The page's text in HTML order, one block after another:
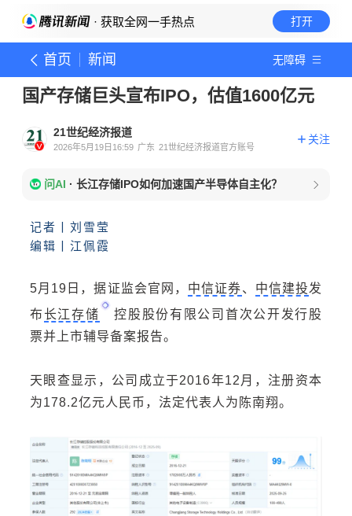
· 获取全网一手热点 打开
首页 新闻 无障碍
国产存储巨头宣布IPO，估值1600亿元
21世纪经济报道
2026年5月19日16:59 广东 21世纪经济报道官方账号
关注
问AI · 长江存储IPO如何加速国产半导体自主化？
记者丨刘雪莹
编辑丨江佩霞
5月19日，据证监会官网， 中信证券、 中信建投发
布 长江存储
控股股份有限公司首次公开发行股
票并上市辅导备案报告。
天眼查显示，公司成立于2016年12月，注册资本
为178.2亿元人民币，法定代表人为陈南翔。